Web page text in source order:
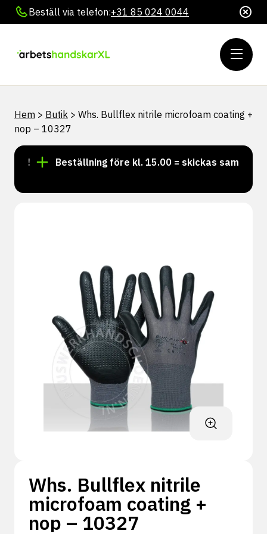
Beställ via telefon:+31 85 024 0044
Hem > Butik > Whs. Bullflex nitrile microfoam coating +
nop – 10327
Beställning före kl. 15.00 = skickas samma dag
Whs. Bullflex nitrile
microfoam coating +
nop – 10327